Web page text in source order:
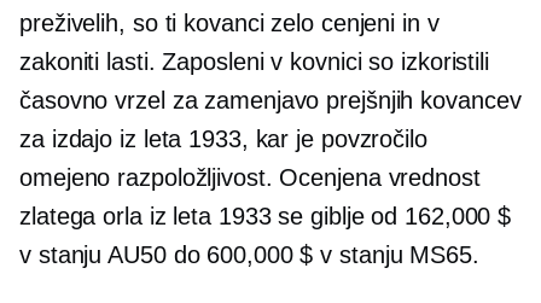
preživelih, so ti kovanci zelo cenjeni in v
zakoniti lasti. Zaposleni v kovnici so izkoristili
časovno vrzel za zamenjavo prejšnjih kovancev
za izdajo iz leta 1933, kar je povzročilo
omejeno razpoložljivost. Ocenjena vrednost
zlatega orla iz leta 1933 se giblje od 162,000 $
v stanju AU50 do 600,000 $ v stanju MS65.